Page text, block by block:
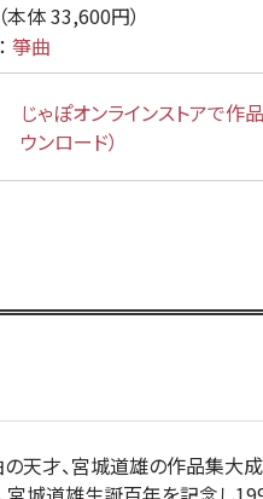
本体 33,600円）
箏曲
じゃぽオンラインストアで作
ウンロード）
天才、宮城道雄の作品集大成